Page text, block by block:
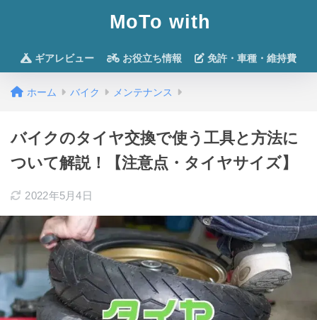
MoTo with
ギアレビュー お役立ち情報 免許・車種・維持費
ホーム バイク メンテナンス
バイクのタイヤ交換で使う工具と方法に
ついて解説！【注意点・タイヤサイズ】
2022年5月4日